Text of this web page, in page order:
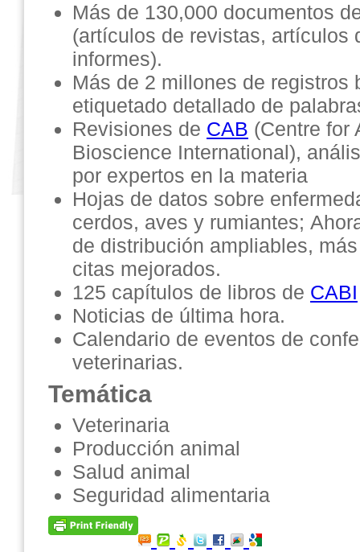
Más de 130,000 documentos
(artículos de revistas, artículos
informes).
Más de 2 millones de registros
etiquetado detallado de
Revisiones de CAB (Centre for
Bioscience International),
por expertos en la materia
Hojas de datos sobre
cerdos, aves y rumiantes;
de distribución ampliables,
citas mejorados.
125 capítulos de libros de CABI
Noticias de última hora.
Calendario de eventos de
veterinarias.
Temática
Veterinaria
Producción animal
Salud animal
Seguridad alimentaria